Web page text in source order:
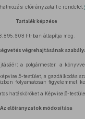
előirányzatait e rendelet
Tartalék képzése
Ft-ban állapítja meg.
végrehajtásának
a polgármester, a
testület, a gazdálkodás
folyamatosan figyelemmel
hatásköröket a Képviselő-
Az előirányzatok módosítása